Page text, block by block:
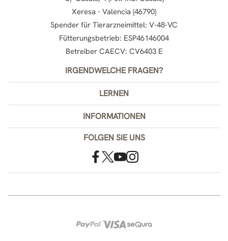
Xeresa - Valencia (46790)
Spender für Tierarzneimittel: V-48-VC
Fütterungsbetrieb: ESP46146004
Betreiber CAECV: CV6403 E
IRGENDWELCHE FRAGEN?
LERNEN
INFORMATIONEN
FOLGEN SIE UNS